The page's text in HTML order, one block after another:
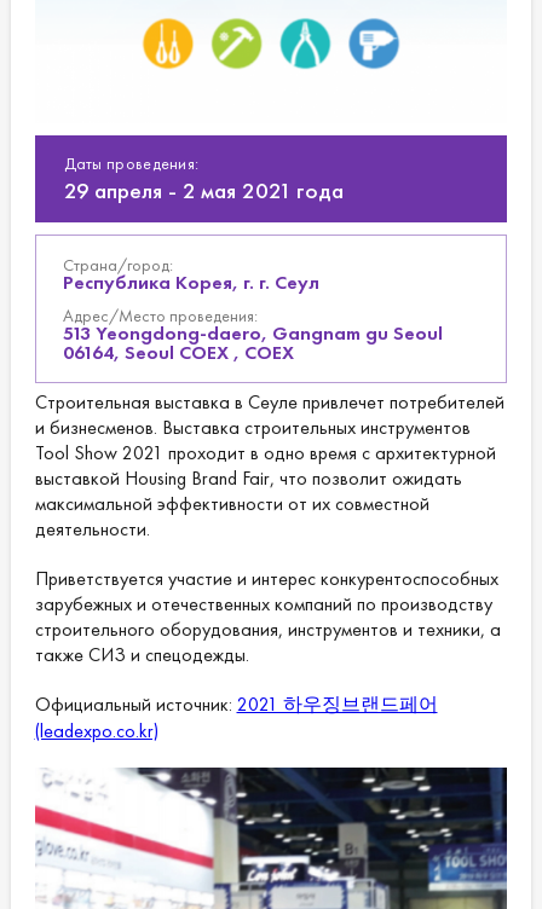
Даты проведения:
29 апреля - 2 мая 2021 года
Страна/город:
Республика Корея, г. г. Сеул
Адрес/Место проведения:
513 Yeongdong-daero, Gangnam gu Seoul
06164, Seoul COEX , COEX
Строительная выставка в Сеуле привлечет потребителей
и бизнесменов. Выставка строительных инструментов
Tool Show 2021 проходит в одно время с архитектурной
выставкой Housing Brand Fair, что позволит ожидать
максимальной эффективности от их совместной
деятельности.
Приветствуется участие и интерес конкурентоспособных
зарубежных и отечественных компаний по производству
строительного оборудования, инструментов и техники, а
также СИЗ и спецодежды.
Официальный источник: 2021 하우징브랜드페어
(leadexpo.co.kr)